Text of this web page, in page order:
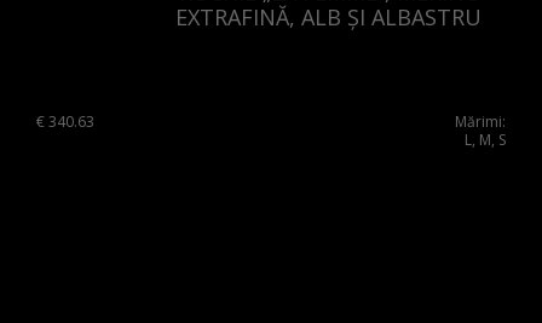
EXTRAFINĂ, ALB ȘI ALBASTRU
€340.63
Mărimi:
L, M, S